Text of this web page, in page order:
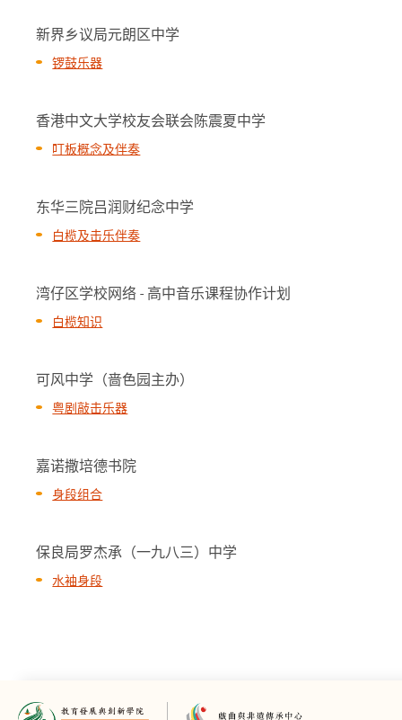
新界乡议局元朗区中学
锣鼓乐器
香港中文大学校友会联会陈震夏中学
叮板概念及伴奏
东华三院吕润财纪念中学
白榄及击乐伴奏
湾仔区学校网络 - 高中音乐课程协作计划
白榄知识
可风中学（啬色园主办）
粤剧敲击乐器
嘉诺撒培德书院
身段组合
保良局罗杰承（一九八三）中学
水袖身段